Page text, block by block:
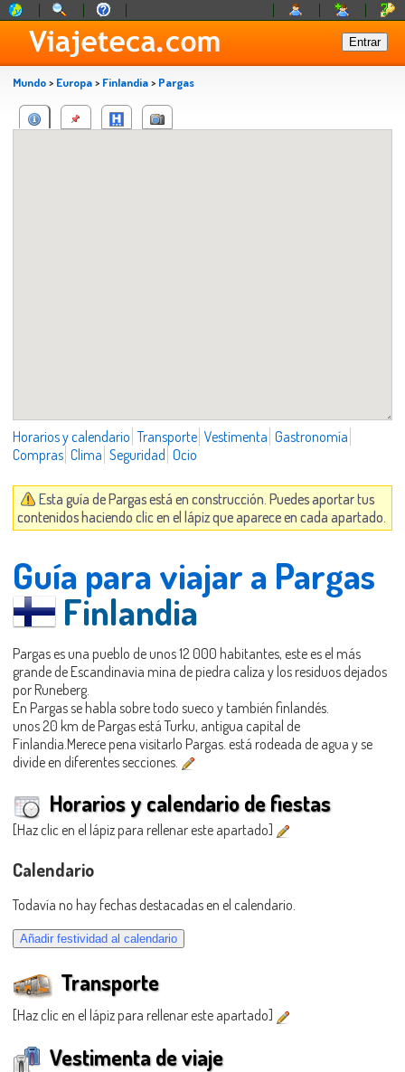
Mundo> Europa> Finlandia> Pargas
Horarios y calendario Transporte Vestimenta Gastronomía
Compras Clima Seguridad Ocio
Esta guía de Pargas está en construcción. Puedes aportar tus
contenidos haciendo clic en el lápiz que aparece en cada apartado.
Guía para viajar a Pargas
Finlandia
Pargas es una pueblo de unos 12 000 habitantes, este es el más
grande de Escandinavia mina de piedra caliza y los residuos dejados
por Runeberg.
En Pargas se habla sobre todo sueco y también finlandés.
unos 20 km de Pargas está Turku, antigua capital de
Finlandia.Merece pena visitarlo Pargas. está rodeada de agua y se
divide en diferentes secciones.
Horarios y calendario de fiestas
[Haz clic en el lápiz para rellenar este apartado]
Calendario
Todavía no hay fechas destacadas en el calendario.
Transporte
[Haz clic en el lápiz para rellenar este apartado]
Vestimenta de viaje